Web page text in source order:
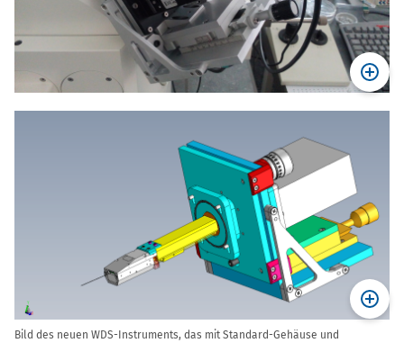
Bild des neuen WDS-Instruments, das mit Standard-Gehäuse und